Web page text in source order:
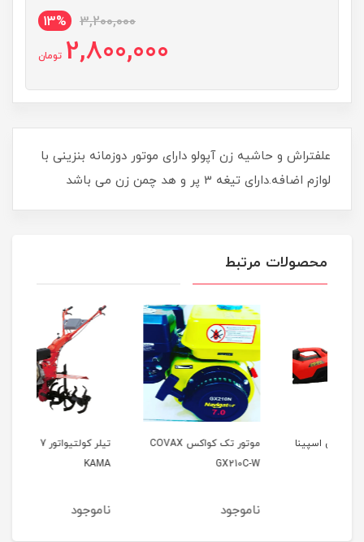
3,200,000
13%
2,800,000 تومان
علفتراش و حاشیه زن آپولو دارای موتور دوزمانه بنزینی با
لوازم اضافه.دارای تیغه 3 پر و هد چمن زن می باشد
محصولات مرتبط
موتور تک کواکس COVAX
تیلر کولتیواتور 7 اسب کاما